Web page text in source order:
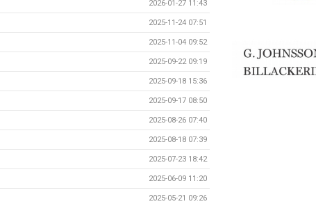
2026-01-27 11:43
2025-11-24 07:51
2025-11-04 09:52
2025-09-22 09:19
2025-09-18 15:36
2025-09-17 08:50
2025-08-26 07:40
2025-08-18 07:39
2025-07-23 18:42
2025-06-09 11:20
2025-05-21 09:26